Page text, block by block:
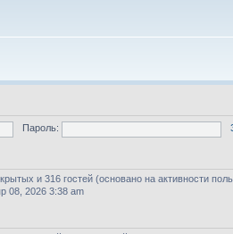
Пароль:
и 316 гостей (основано на активности
08, 2026 3:38 am